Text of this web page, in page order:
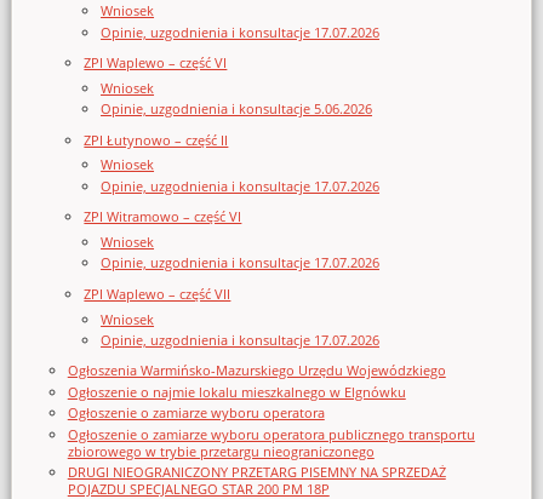
Wniosek
Opinie, uzgodnienia i konsultacje 17.07.2026
ZPI Waplewo – część VI
Wniosek
Opinie, uzgodnienia i konsultacje 5.06.2026
ZPI Łutynowo – część II
Wniosek
Opinie, uzgodnienia i konsultacje 17.07.2026
ZPI Witramowo – część VI
Wniosek
Opinie, uzgodnienia i konsultacje 17.07.2026
ZPI Waplewo – część VII
Wniosek
Opinie, uzgodnienia i konsultacje 17.07.2026
Ogłoszenia Warmińsko-Mazurskiego Urzędu Wojewódzkiego
Ogłoszenie o najmie lokalu mieszkalnego w Elgnówku
Ogłoszenie o zamiarze wyboru operatora
Ogłoszenie o zamiarze wyboru operatora publicznego transportu
zbiorowego w trybie przetargu nieograniczonego
DRUGI NIEOGRANICZONY PRZETARG PISEMNY NA SPRZEDAŻ
POJAZDU SPECJALNEGO STAR 200 PM 18P